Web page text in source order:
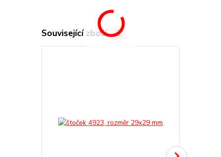
Související zboží 2